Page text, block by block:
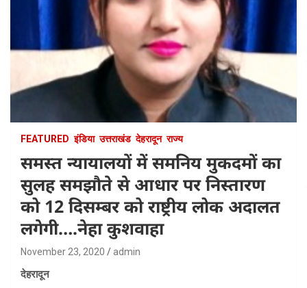
FEATURED इंडिया उत्तराखंड देहरादून राज्य
समस्त न्यायालयों में समनिय मुकदमों का
सुलह समझौते से आधार पर निस्तारण
को 12 दिसम्बर को राष्ट्रीय लोक अदालत
लगेगी….नेहा कुशवाहा
November 23, 2020 admin
देहरादून